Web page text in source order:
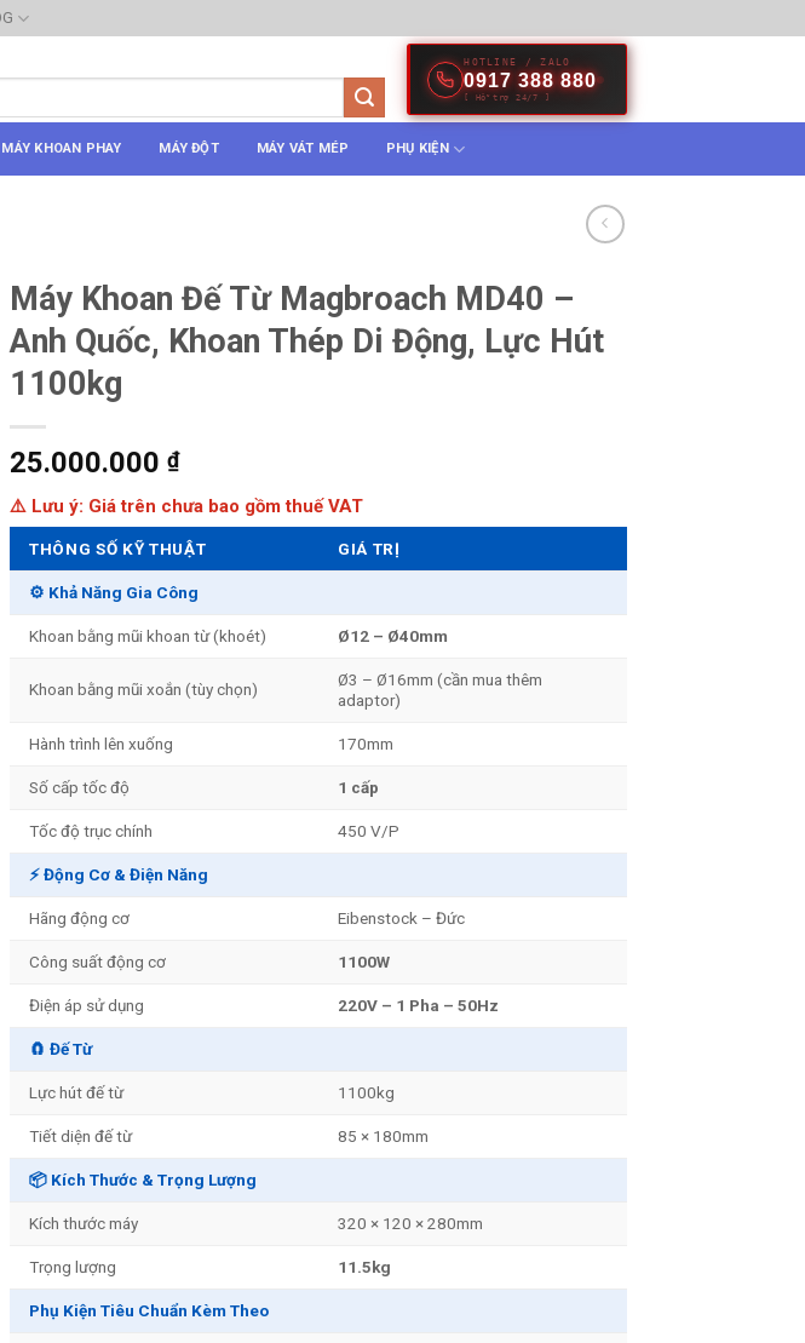
HOTLINE / ZALO
0917 388 880
[ Hỗ trợ 24/7 ]
MÁY KHOAN PHAY MÁY ĐỘT MÁY VÁT MÉP PHỤ KIỆN
Máy Khoan Đế Từ Magbroach MD40 –
Anh Quốc, Khoan Thép Di Động, Lực Hút
1100kg
25.000.000 ₫
⚠️ Lưu ý: Giá trên chưa bao gồm thuế VAT
THÔNG SỐ KỸ THUẬT GIÁ TRỊ
⚙️ Khả Năng Gia Công
Khoan bằng mũi khoan từ (khoét) Ø12 – Ø40mm
Khoan bằng mũi xoắn (tùy chọn)
Ø3 – Ø16mm (cần mua thêm
adaptor)
Hành trình lên xuống 170mm
Số cấp tốc độ 1 cấp
Tốc độ trục chính 450 V/P
⚡ Động Cơ & Điện Năng
Hãng động cơ Eibenstock – Đức
Công suất động cơ 1100W
Điện áp sử dụng 220V – 1 Pha – 50Hz
🧲 Đế Từ
Lực hút đế từ 1100kg
Tiết diện đế từ 85 × 180mm
📦 Kích Thước & Trọng Lượng
Kích thước máy 320 × 120 × 280mm
Trọng lượng 11.5kg
Phụ Kiện Tiêu Chuẩn Kèm Theo